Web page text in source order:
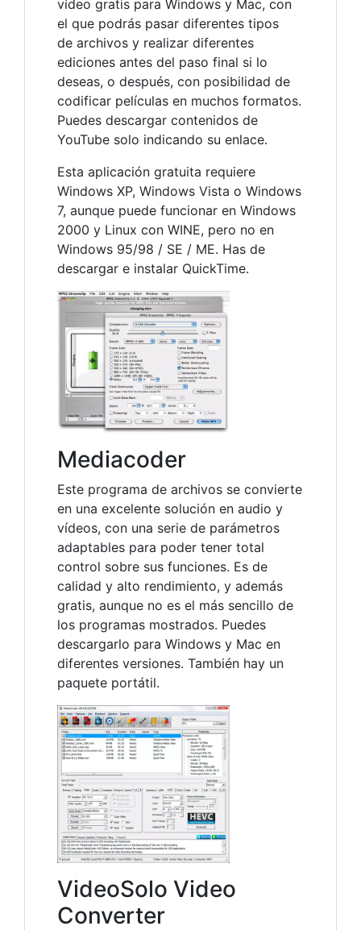
vídeo gratis para Windows y Mac, con
el que podrás pasar diferentes tipos
de archivos y realizar diferentes
ediciones antes del paso final si lo
deseas, o después, con posibilidad de
codificar películas en muchos formatos.
Puedes descargar contenidos de
YouTube solo indicando su enlace.
Esta aplicación gratuita requiere
Windows XP, Windows Vista o Windows
7, aunque puede funcionar en Windows
2000 y Linux con WINE, pero no en
Windows 95/98 / SE / ME. Has de
descargar e instalar QuickTime.
Mediacoder
Este programa de archivos se convierte
en una excelente solución en audio y
vídeos, con una serie de parámetros
adaptables para poder tener total
control sobre sus funciones. Es de
calidad y alto rendimiento, y además
gratis, aunque no es el más sencillo de
los programas mostrados. Puedes
descargarlo para Windows y Mac en
diferentes versiones. También hay un
paquete portátil.
VideoSolo Video
Converter